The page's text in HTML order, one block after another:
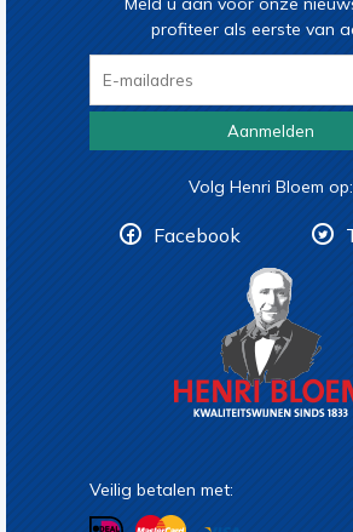
profiteer als eerste van
Aanmelden
Volg Henri Bloem op:
Facebook
Veilig betalen met: